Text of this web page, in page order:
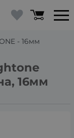
- 16мм
16мм